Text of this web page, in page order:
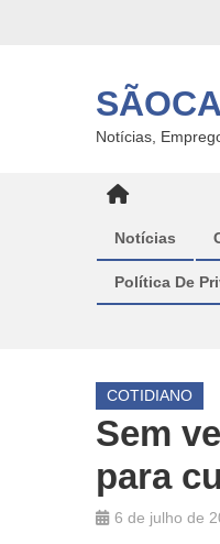
Notícias,
Notícias
Política De
COTIDIANO
Sem
para
6 de julho de